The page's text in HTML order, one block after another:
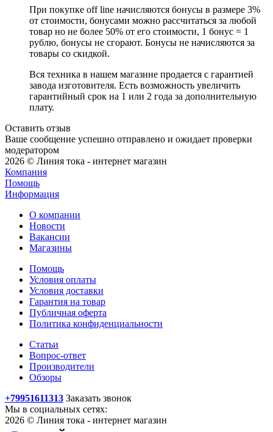
При покупке off line начисляются бонусы в размере 3%
от стоимости, бонусами можно рассчитаться за любой
товар но не более 50% от его стоимости, 1 бонус = 1
рублю, бонусы не сгорают. Бонусы не начисляются за
товары со скидкой.
Вся техника в нашем магазине продается с гарантией
завода изготовителя. Есть возможность увеличить
гарантийный срок на 1 или 2 года за дополнительную
плату.
Оставить отзыв
Ваше сообщение успешно отправлено и ожидает проверки
модератором
2026 © Линия тока - интернет магазин
Компания
Помощь
Информация
О компании
Новости
Вакансии
Магазины
Помощь
Условия оплаты
Условия доставки
Гарантия на товар
Публичная оферта
Политика конфиденциальности
Статьи
Вопрос-ответ
Производители
Обзоры
+79951611313 Заказать звонок
Мы в социальных сетях:
2026 © Линия тока - интернет магазин